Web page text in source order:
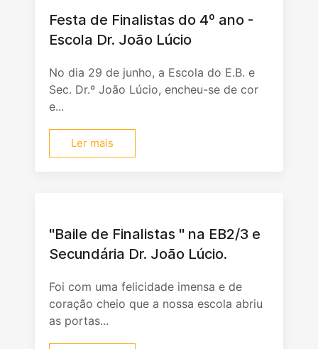
Festa de Finalistas do 4º ano -
Escola Dr. João Lúcio
No dia 29 de junho, a Escola do E.B. e
Sec. Dr.º João Lúcio, encheu-se de cor
e...
Ler mais
"Baile de Finalistas " na EB2/3 e
Secundária Dr. João Lúcio.
Foi com uma felicidade imensa e de
coração cheio que a nossa escola abriu
as portas...